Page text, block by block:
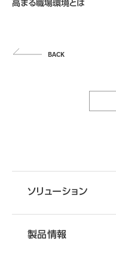
高まる職場環境とは
ソリューション
製品情報